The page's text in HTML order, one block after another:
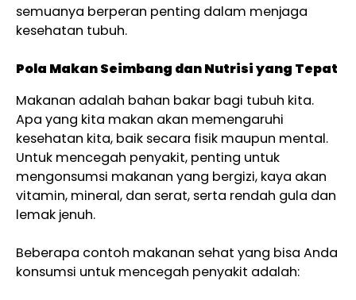
semuanya berperan penting dalam menjaga
kesehatan tubuh.
Pola Makan Seimbang dan Nutrisi yang Tepat
Makanan adalah bahan bakar bagi tubuh kita.
Apa yang kita makan akan memengaruhi
kesehatan kita, baik secara fisik maupun mental.
Untuk mencegah penyakit, penting untuk
mengonsumsi makanan yang bergizi, kaya akan
vitamin, mineral, dan serat, serta rendah gula dan
lemak jenuh.
Beberapa contoh makanan sehat yang bisa Anda
konsumsi untuk mencegah penyakit adalah: